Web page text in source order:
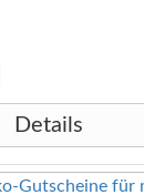
um den Partner, die
bzw. eine
im A7-Format
Umschlag
ist.
Details